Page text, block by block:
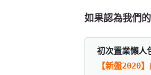
如果認為我們
初次置業懶人
【新盤2020